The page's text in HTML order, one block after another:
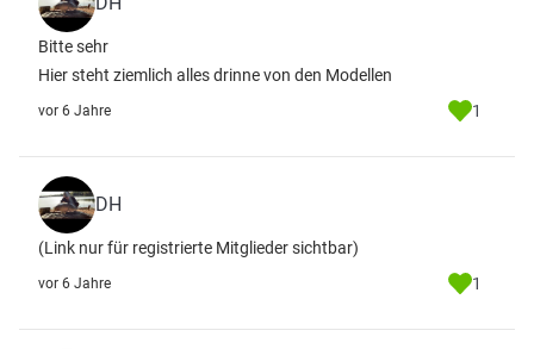
Bitte sehr
Hier steht ziemlich alles drinne von den Modellen
vor 6 Jahre 1
DH
(Link nur für registrierte Mitglieder sichtbar)
vor 6 Jahre 1